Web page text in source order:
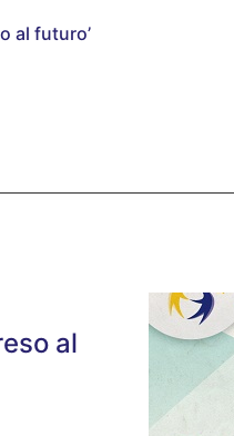
al futuro’
al